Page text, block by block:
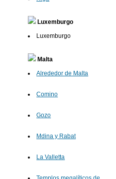
Luxemburgo
Luxemburgo
Malta
Alrededor de Malta
Comino
Gozo
Mdina y Rabat
La Valletta